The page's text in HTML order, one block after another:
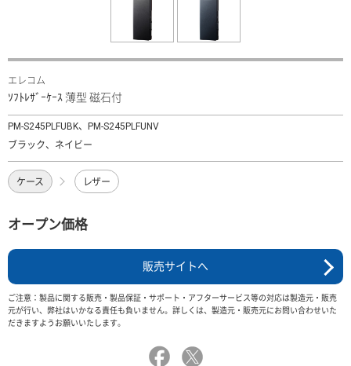
エレコム
ｿﾌﾄﾚｻﾞｰｹｰｽ 薄型 磁石付
PM-S245PLFUBK、PM-S245PLFUNV
ブラック、ネイビー
ケース レザー
オープン価格
販売サイトへ
ご注意：製品に関する販売・製品保証・サポート・アフターサービス等の対応は製造元・販売
元が行い、弊社はいかなる責任も負いません。詳しくは、製造元・販売元にお問い合わせいた
だきますようお願いいたします。